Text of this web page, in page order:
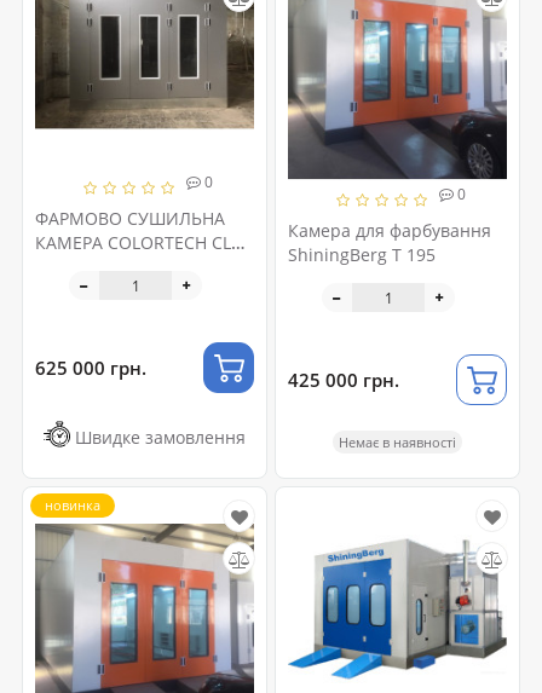
0
ФАРМОВО СУШИЛЬНА
КАМЕРА COLORTECH CLR-
625 000 грн.
Швидке замовлення
0
Камера для фарбування
ShiningBerg T 195
425 000 грн.
Немає в наявності
новинка